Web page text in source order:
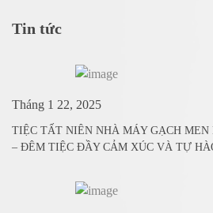
Tin tức
Tháng 1 22, 2025
TIỆC TẤT NIÊN NHÀ MÁY GẠCH
– ĐÊM TIỆC ĐẦY CẢM XÚC VÀ TỰ